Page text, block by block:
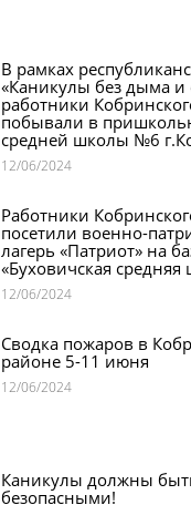
12/06/2024
В рамках
«Каникулы без дыма и
работники
побывали в
средней школы №6
12/06/2024
Работники
посетили военно-
лагерь «Патриот» на
«Буховичская средняя
12/06/2024
Сводка пожаров в
районе 5-11 июня
Каникулы должны
безопасными!